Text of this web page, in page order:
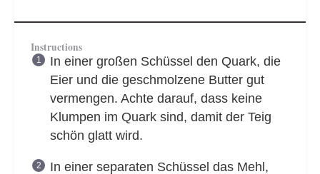
Instructions
In einer großen Schüssel den Quark, die
Eier und die geschmolzene Butter gut
vermengen. Achte darauf, dass keine
Klumpen im Quark sind, damit der Teig
schön glatt wird.
In einer separaten Schüssel das Mehl,